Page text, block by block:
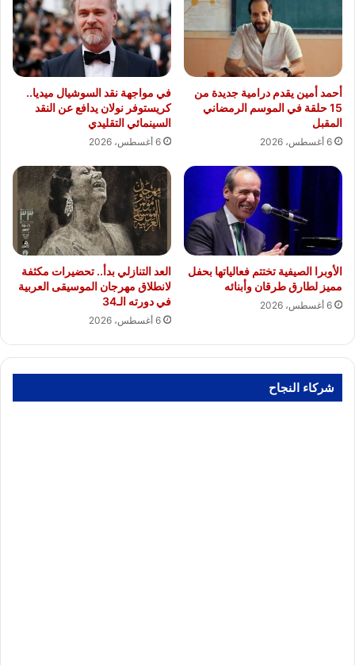
أحمد أمين يقدم درامية جديدة من
15 حلقة في الموسم الرمضاني
المقبل
6 أغسطس، 2026
في مواجهة نقد السوشيال ميديا..
كريستوفر نولان يدافع عن النقد
السينمائي التقليدي
6 أغسطس، 2026
الأوبرا الصيفية تختتم فعالياتها بحفل
مميز لطارق طرقان وأبنائه
6 أغسطس، 2026
العد التنازلي بدأ.. تحضيرات مكثفة
لانطلاق مهرجان الموسيقى العربية
في دورته الـ34
6 أغسطس، 2026
شركاء النجاح